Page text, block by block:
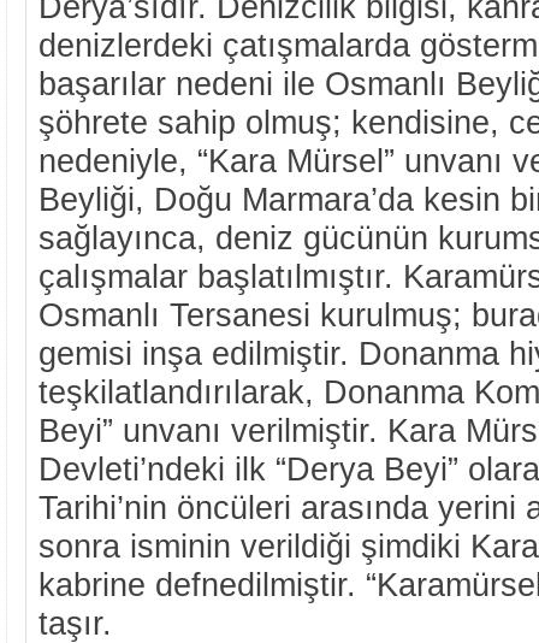
denizlerdeki çatışmalarda
başarılar nedeni ile Osmanlı
şöhrete sahip olmuş; kendisine,
nedeniyle, “Kara Mürsel” unvanı
Beyliği, Doğu Marmara’da kesin
sağlayınca, deniz gücünün
çalışmalar başlatılmıştır.
Osmanlı Tersanesi kurulmuş;
gemisi inşa edilmiştir. Donanma
teşkilatlandırılarak, Donanma
Beyi” unvanı verilmiştir. Kara
Devleti’ndeki ilk “Derya Beyi”
Tarihi’nin öncüleri arasında yerini
sonra isminin verildiği şimdiki
kabrine defnedilmiştir.
taşır.